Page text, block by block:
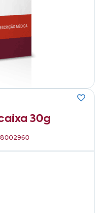
30g